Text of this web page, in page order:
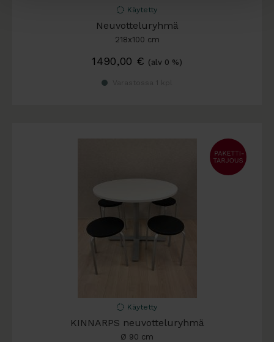
Käytetty
Neuvotteluryhmä
218x100 cm
1490,00 € (alv 0 %)
Käytetty
KINNARPS neuvotteluryhmä
Ø 90 cm